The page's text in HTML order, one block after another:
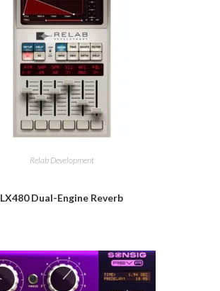
Relab Development
LX480 Dual-Engine Reverb